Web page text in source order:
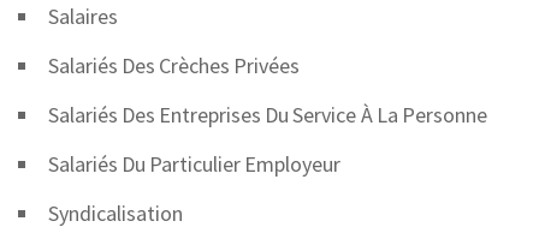
Salaires
Salariés Des Crèches Privées
Salariés Des Entreprises Du Service À La Personne
Salariés Du Particulier Employeur
Syndicalisation